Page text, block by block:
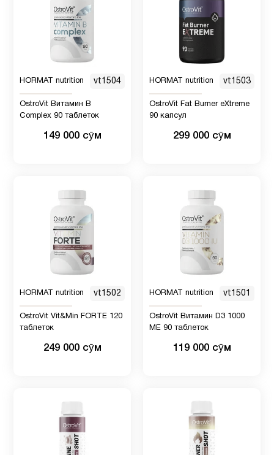
HORMAT nutrition vt1504
OstroVit Витамин B
Complex 90 таблеток
149 000 сӯм
HORMAT nutrition vt1503
OstroVit Fat Burner eXtreme
90 капсул
299 000 сӯм
HORMAT nutrition vt1502
OstroVit Vit&Min FORTE 120
таблеток
249 000 сӯм
HORMAT nutrition vt1501
OstroVit Витамин D3 1000
МЕ 90 таблеток
119 000 сӯм